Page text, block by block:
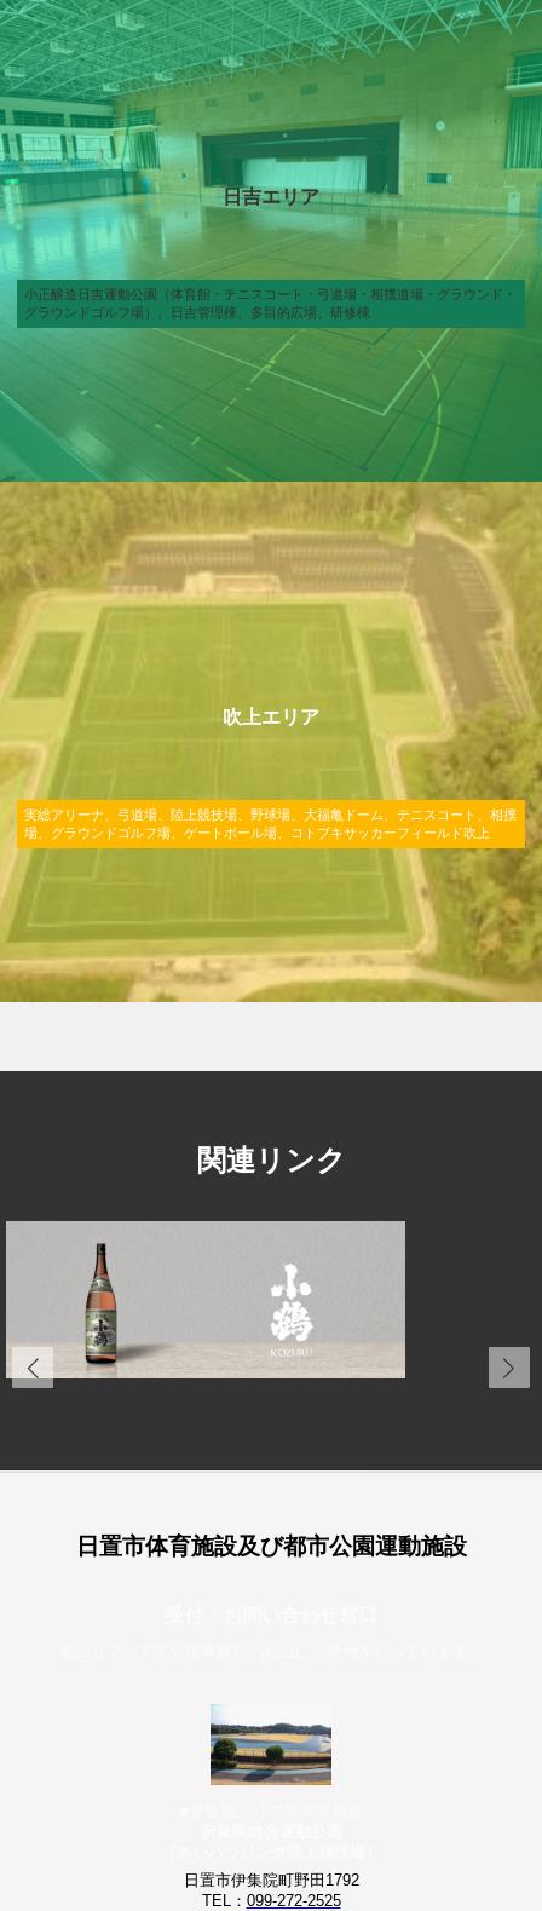
日吉エリア
小正醸造日吉運動公園（体育館・テニスコート・弓道場・相撲道場・グラウンド・
グラウンドゴルフ場）、日吉管理棟、多目的広場、研修棟
ー
リ
ン
ク
吹上エリア
実総アリーナ、弓道場、陸上競技場、野球場、大福亀ドーム、テニスコート、相撲
場、グラウンドゴルフ場、ゲートボール場、コトブキサッカーフィールド吹上
バ
リ
ン
関連リンク
日置市体育施設及び都市公園運動施設
日置市伊集院町野田1792
TEL： 099-272-2525